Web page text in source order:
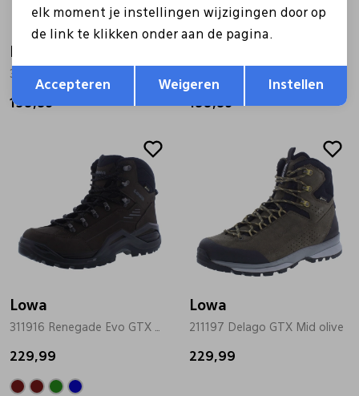
199,95 199,95
Lowa
229,99
Lowa
211197 Delago GTX Mid olive
229,99
Terug Opslaan
elk moment je instellingen wijzigingen door op
de link te klikken onder aan de pagina.
Accepteren Weigeren Instellen